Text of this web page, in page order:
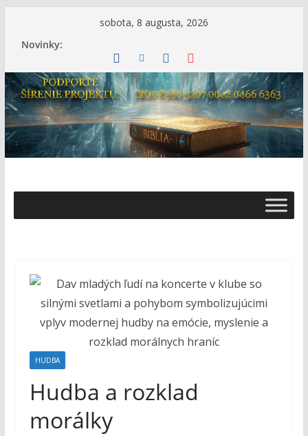
sobota, 8 augusta, 2026
Novinky:
s
B
o
h
HUDBA
Hudba a rozklad
morálky